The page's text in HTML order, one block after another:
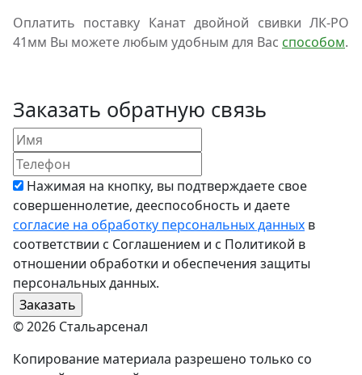
Оплатить поставку Канат двойной свивки ЛК-РО
41мм Вы можете любым удобным для Вас способом.
Заказать обратную связь
Нажимая на кнопку, вы подтверждаете свое
совершеннолетие, дееспособность и даете
согласие на обработку персональных данных в
соответствии с Соглашением и с Политикой в
отношении обработки и обеспечения защиты
персональных данных.
© 2026 Стальарсенал
Копирование материала разрешено только со